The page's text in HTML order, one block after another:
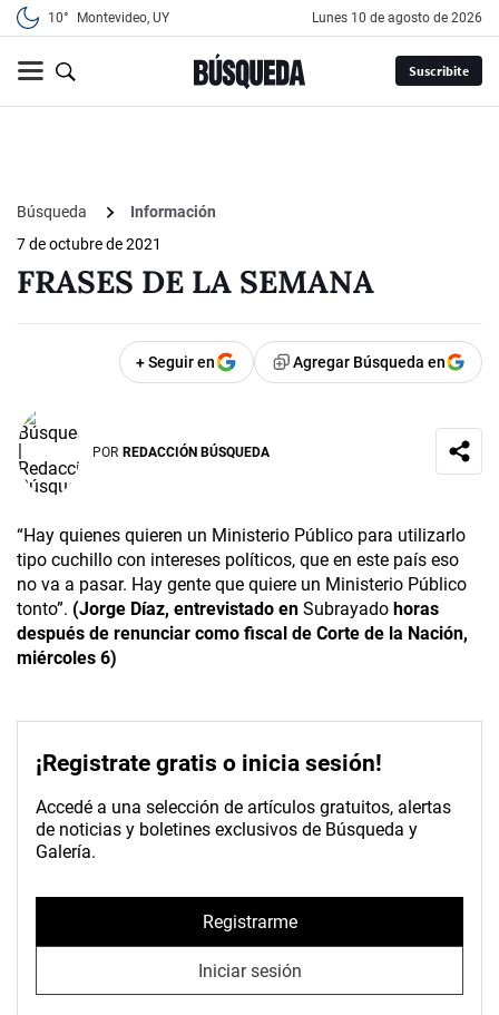
10° Montevideo, UY lunes 10 de agosto de 2026
Suscribite
Búsqueda
Información
7 de octubre de 2021
FRASES DE LA SEMANA
+ Seguir en Agregar Búsqueda en
POR REDACCIÓN BÚSQUEDA
“Hay quienes quieren un Ministerio Público para utilizarlo
tipo cuchillo con intereses políticos, que en este país eso
no va a pasar. Hay gente que quiere un Ministerio Público
tonto”. (Jorge Díaz, entrevistado en Subrayado horas
después de renunciar como fiscal de Corte de la Nación,
miércoles 6)
¡Registrate gratis o inicia sesión!
Accedé a una selección de artículos gratuitos, alertas
de noticias y boletines exclusivos de Búsqueda y
Galería.
Registrarme
Iniciar sesión